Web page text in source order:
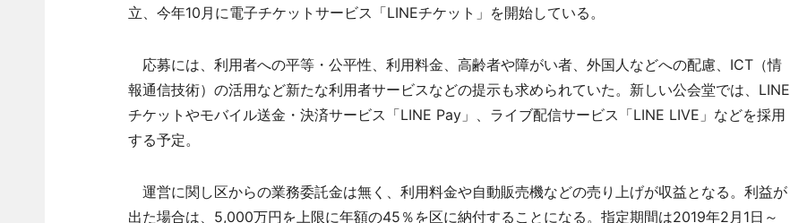
立、今年10月に電子チケットサービス「LINEチケット」を開始している。
応募には、利用者への平等・公平性、利用料金、高齢者や障がい者、外国人などへの配慮、ICT（情
報通信技術）の活用など新たな利用者サービスなどの提示も求められていた。新しい公会堂では、LINE
チケットやモバイル送金・決済サービス「LINE Pay」、ライブ配信サービス「LINE LIVE」などを採用
する予定。
運営に関し区からの業務委託金は無く、利用料金や自動販売機などの売り上げが収益となる。利益が
出た場合は、5,000万円を上限に年額の45％を区に納付することになる。指定期間は2019年2月1日～